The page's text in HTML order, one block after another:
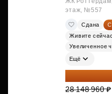
этаж, №557
Сдана
Живите
Увеличенное
Ещё
23 645 126
28 148 960 ₽